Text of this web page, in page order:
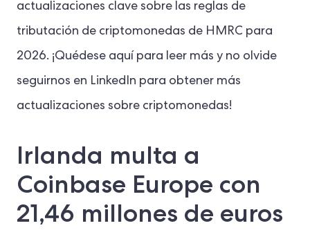
actualizaciones clave sobre las reglas de
tributación de criptomonedas de HMRC para
2026. ¡Quédese aquí para leer más y no olvide
seguirnos en LinkedIn para obtener más
actualizaciones sobre criptomonedas!
Irlanda multa a
Coinbase Europe con
21,46 millones de euros